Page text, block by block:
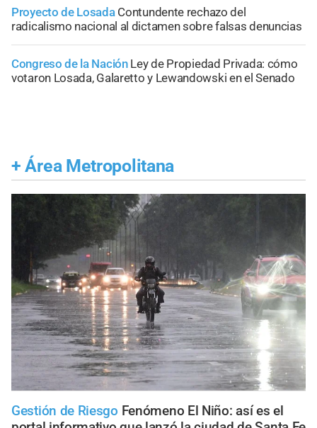
Proyecto de Losada Contundente rechazo del
radicalismo nacional al dictamen sobre falsas denuncias
Congreso de la Nación Ley de Propiedad Privada: cómo
votaron Losada, Galaretto y Lewandowski en el Senado
+ Área Metropolitana
Gestión de Riesgo Fenómeno El Niño: así es el